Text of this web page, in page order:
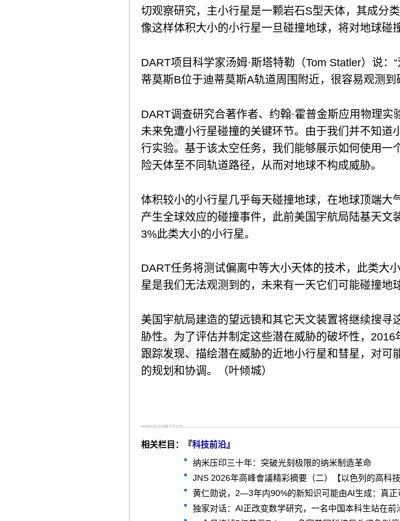
切观察研究，主小行星是一颗岩石S型天体，其成分
像这样体积大小的小行星一旦碰撞地球，将对地球碰
DART项目科学家汤姆·斯塔特勒（Tom Statler）说
蒂莫斯B位于迪蒂莫斯A轨道周围附近，很容易观测到
DART调查研究合著作者、约翰·霍普金斯应用物理
未来免遭小行星碰撞的关键环节。由于我们并不知
行实验。基于该太空任务，我们能够展示如何使用
险天体至不同轨道路径，从而对地球不构成威胁。
体积较小的小行星几乎每天碰撞地球，在地球顶端
产生全球效应的碰撞事件，此前美国宇航局陆基天
3%此类大小的小行星。
DART任务将测试偏离中等大小天体的技术，此类大
星是我们无法观测到的，未来有一天它们可能碰撞地球
美国宇航局建造的望远镜和其它天文装置将继续搜
胁性。为了评估并制定这些潜在威胁的破坏性，
跟踪发现、描绘潜在威胁的近地小行星和彗星，对
的规划和协调。（叶倾城）
相关栏目：『科技前沿』
纳米压印三十年：突破光刻极限的纳米制造革命
JNS 2026年高峰會議精彩摘要（二）【以色列的高科技
黄仁勋说，2—3年内90%的新知识可能由AI生成：真
独家对话：AI正改变数学研究，一名中国本科生站在前